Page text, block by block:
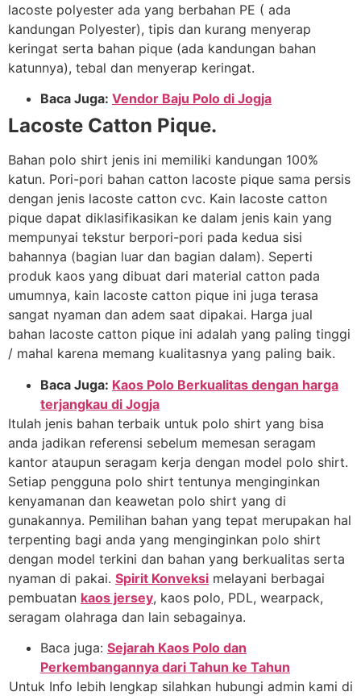
lacoste polyester ada yang berbahan PE ( ada
kandungan Polyester), tipis dan kurang menyerap
keringat serta bahan pique (ada kandungan bahan
katunnya), tebal dan menyerap keringat.
Baca Juga: Vendor Baju Polo di Jogja
Lacoste Catton Pique.
Bahan polo shirt jenis ini memiliki kandungan 100%
katun. Pori-pori bahan catton lacoste pique sama persis
dengan jenis lacoste catton cvc. Kain lacoste catton
pique dapat diklasifikasikan ke dalam jenis kain yang
mempunyai tekstur berpori-pori pada kedua sisi
bahannya (bagian luar dan bagian dalam). Seperti
produk kaos yang dibuat dari material catton pada
umumnya, kain lacoste catton pique ini juga terasa
sangat nyaman dan adem saat dipakai. Harga jual
bahan lacoste catton pique ini adalah yang paling tinggi
/ mahal karena memang kualitasnya yang paling baik.
Baca Juga: Kaos Polo Berkualitas dengan harga
terjangkau di Jogja
Itulah jenis bahan terbaik untuk polo shirt yang bisa
anda jadikan referensi sebelum memesan seragam
kantor ataupun seragam kerja dengan model polo shirt.
Setiap pengguna polo shirt tentunya menginginkan
kenyamanan dan keawetan polo shirt yang di
gunakannya. Pemilihan bahan yang tepat merupakan hal
terpenting bagi anda yang menginginkan polo shirt
dengan model terkini dan bahan yang berkualitas serta
nyaman di pakai. Spirit Konveksi melayani berbagai
pembuatan kaos jersey, kaos polo, PDL, wearpack,
seragam olahraga dan lain sebagainya.
Baca juga: Sejarah Kaos Polo dan
Perkembangannya dari Tahun ke Tahun
Untuk Info lebih lengkap silahkan hubungi admin kami di